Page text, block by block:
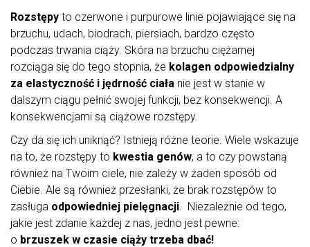
Rozstępy to czerwone i purpurowe linie pojawiające się na
brzuchu, udach, biodrach, piersiach, bardzo często
podczas trwania ciąży. Skóra na brzuchu ciężarnej
rozciąga się do tego stopnia, że kolagen odpowiedzialny
za elastyczność i jędrność ciała nie jest w stanie w
dalszym ciągu pełnić swojej funkcji, bez konsekwencji. A
konsekwencjami są ciążowe rozstępy.
Czy da się ich uniknąć? Istnieją różne teorie. Wiele wskazuje
na to, że rozstępy to kwestia genów, a to czy powstaną
również na Twoim ciele, nie zależy w żaden sposób od
Ciebie. Ale są również przesłanki, że brak rozstępów to
zasługa odpowiedniej pielęgnacji . Niezależnie od tego,
jakie jest zdanie każdej z nas, jedno jest pewne:
o brzuszek w czasie ciąży trzeba dbać!